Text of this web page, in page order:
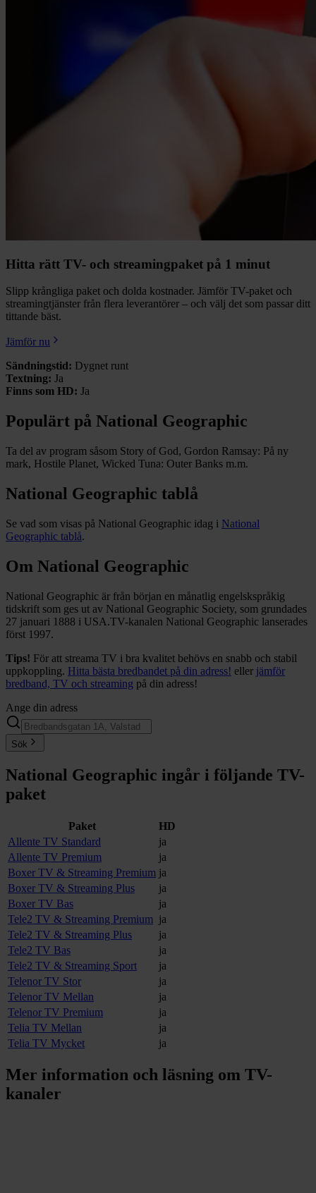
Hitta rätt TV- och streamingpaket på 1 minut
Slipp krångliga paket och dolda kostnader. Jämför TV-paket och
streamingtjänster från flera leverantörer – och välj det som passar ditt
tittande bäst.
Jämför nu
Sändningstid: Dygnet runt
Textning: Ja
Finns som HD: Ja
Populärt på National Geographic
Ta del av program såsom Story of God, Gordon Ramsay: På ny
mark, Hostile Planet, Wicked Tuna: Outer Banks m.m.
National Geographic tablå
Se vad som visas på National Geographic idag i National
Geographic tablå.
Om National Geographic
National Geographic är från början en månatlig engelskspråkig
tidskrift som ges ut av National Geographic Society, som grundades
27 januari 1888 i USA.TV-kanalen National Geographic lanserades
först 1997.
Tips! För att streama TV i bra kvalitet behövs en snabb och stabil
uppkoppling. Hitta bästa bredbandet på din adress! eller jämför
bredband, TV och streaming på din adress!
Ange din adress
Sök
National Geographic ingår i följande TV-
paket
Paket
HD
Allente TV Standard
ja
Allente TV Premium
ja
Boxer TV & Streaming Premium ja
Boxer TV & Streaming Plus
ja
Boxer TV Bas
ja
Tele2 TV & Streaming Premium ja
Tele2 TV & Streaming Plus
ja
Tele2 TV Bas
ja
Tele2 TV & Streaming Sport
ja
Telenor TV Stor
ja
Telenor TV Mellan
ja
Telenor TV Premium
ja
Telia TV Mellan
ja
Telia TV Mycket
ja
Mer information och läsning om TV-
kanaler